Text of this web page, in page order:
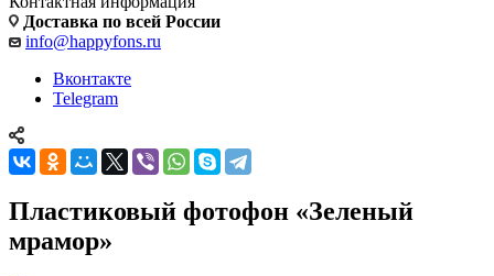
Доставка по всей России
info@happyfons.ru
Вконтакте
Telegram
Пластиковый фотофон «Зеленый
мрамор»